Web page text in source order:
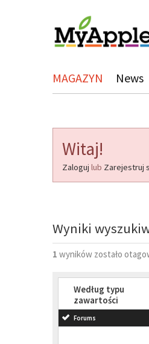
MAGAZYN News
Witaj!
Zaloguj lub Zarejestruj
Wyniki
1 wyników zostało
Według typu
zawartości
Forums